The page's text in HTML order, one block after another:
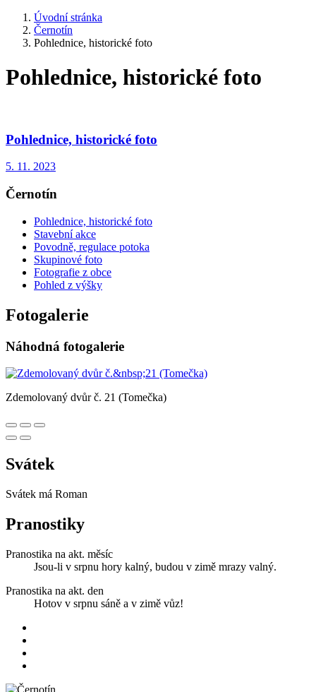
Úvodní stránka
Černotín
Pohlednice, historické foto
Pohlednice, historické foto
Pohlednice, historické foto
5. 11. 2023
Černotín
Pohlednice, historické foto
Stavební akce
Povodně, regulace potoka
Skupinové foto
Fotografie z obce
Pohled z výšky
Fotogalerie
Náhodná fotogalerie
Zdemolovaný dvůr č. 21 (Tomečka)
Svátek
Svátek má Roman
Pranostiky
Pranostika na akt. měsíc
Jsou-li v srpnu hory kalný, budou v zimě mrazy valný.
Pranostika na akt. den
Hotov v srpnu sáně a v zimě vůz!